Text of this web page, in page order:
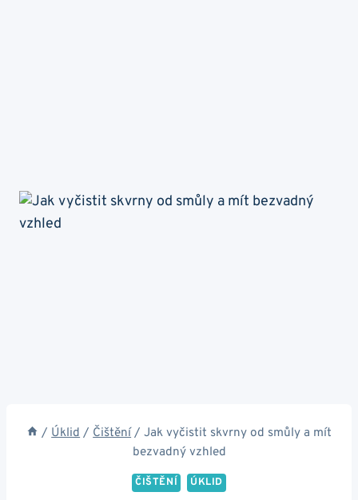
/ Úklid / Čištění / Jak vyčistit skvrny od smůly a mít
bezvadný vzhled
ČIŠTĚNÍ ÚKLID